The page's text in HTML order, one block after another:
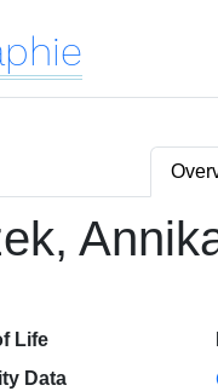
Life
Data